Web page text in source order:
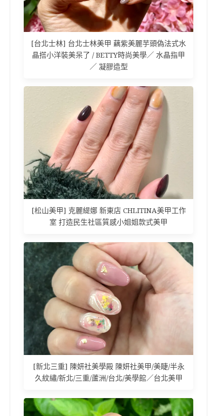
[台北士林] 台北士林美甲 藕紫美麗芋頭偽法式水
晶搭小洋裝美呆了 / BETTY時尚美學／ 水晶指甲
／ 凝膠造型
[松山美甲] 克麗緹娜 新東店 CHLITINA美甲工作
室 打造民生社區質感小姐姐款式美甲
[新北三重] 陳妍社美學殿 陳妍社美甲/美睫/半永
久紋繡/新北/三重/蘆洲/台北/美學館／台北美甲